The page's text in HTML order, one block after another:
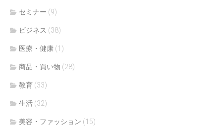
セミナー (9)
ビジネス (38)
医療・健康 (1)
商品・買い物 (28)
教育 (33)
生活 (32)
美容・ファッション (15)